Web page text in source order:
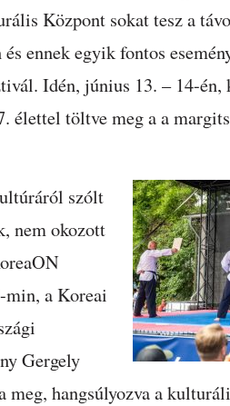
Központ sokat tesz a
ennek egyik fontos
Idén, június 13. – 14-én,
élettel töltve meg a a
szólt
nem okozott
min, a Koreai
Gergely
hangsúlyozva a